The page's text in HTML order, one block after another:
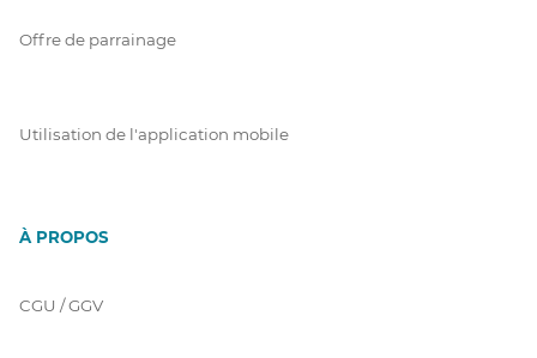
Offre de parrainage
Utilisation de l'application mobile
À PROPOS
CGU / GGV